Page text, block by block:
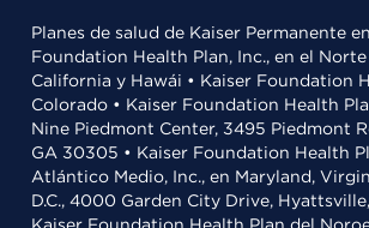
Planes de salud de Kaiser Permanente
Foundation Health Plan, Inc., en el
California y Hawái • Kaiser Foundation
Colorado • Kaiser Foundation Health
Nine Piedmont Center, 3495 Piedmont
GA 30305 • Kaiser Foundation Health
Atlántico Medio, Inc., en Maryland,
D.C., 4000 Garden City Drive,